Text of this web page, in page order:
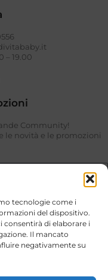
tecnologie come i
del dispositivo.
consentirà di elaborare i
Il mancato
negativamente su
– 19.00
Community!
le novità e le promozioni